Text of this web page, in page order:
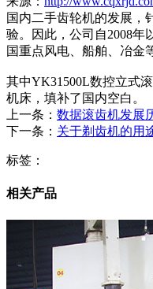
国内二手齿轮机的发展，
验。因此，公司自2008年
国重点风电、船舶、冶金
其中YK31500L数控立式
机床，填补了国内空白。
上一条： 数据滚齿机发展
下一条： 关于剃齿机的用
标签：
相关产品